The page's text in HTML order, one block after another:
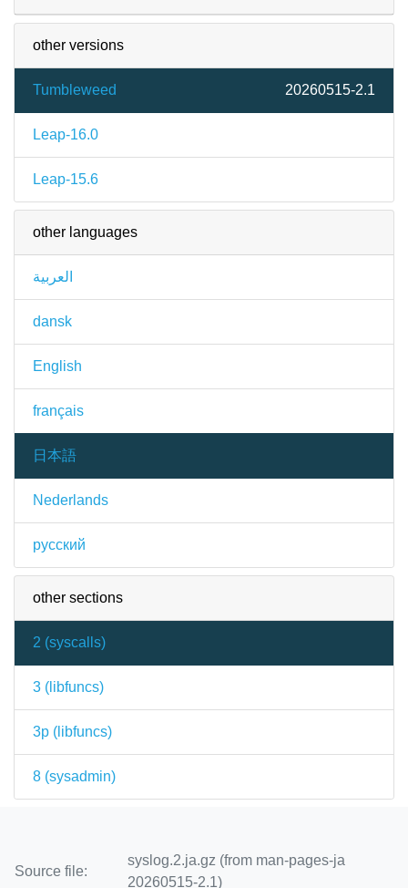
other versions
Tumbleweed 20260515-2.1
Leap-16.0
Leap-15.6
other languages
العربية
dansk
English
français
日本語
Nederlands
русский
other sections
2 (syscalls)
3 ( libfuncs)
3p ( libfuncs)
8 (sysadmin)
Source file:
syslog.2.ja.gz (from man-pages-ja
20260515-2.1)